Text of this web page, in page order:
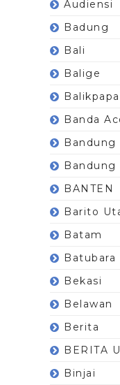
Audiensi
Badung
Bali
Balige
Banda
Bandung
Bandung
BANTEN
Barito
Batam
Batubara
Bekasi
Belawan
Berita
BERITA
Binjai